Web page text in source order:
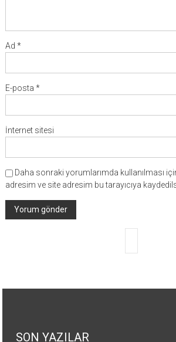
Ad *
E-posta *
İnternet sitesi
Daha sonraki yorumlarımda kullanılması
adresim ve site adresim bu tarayıcıya
SON YAZILAR